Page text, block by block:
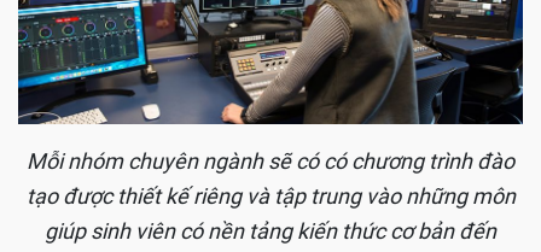
Mỗi nhóm chuyên ngành sẽ có có chương trình đào
tạo được thiết kế riêng và tập trung vào những môn
giúp sinh viên có nền tảng kiến thức cơ bản đến